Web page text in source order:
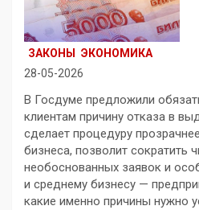
ЗАКОНЫ
ЭКОНОМИКА
28-05-2026
В Госдуме предложили
клиентам причину отказа в
сделает процедуру
бизнеса, позволит сократить
необоснованных заявок и
и среднему бизнесу —
какие именно причины нужно